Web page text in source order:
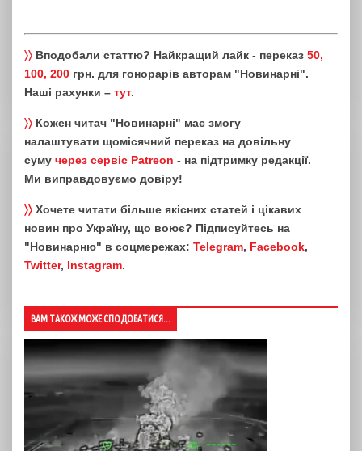
〉〉 Вподобали статтю? Найкращий лайк - переказ 50,
100, 200 грн. для гонорарів авторам "Новинарні".
Наші рахунки – тут.
〉〉 Кожен читач "Новинарні" має змогу
налаштувати щомісячний переказ на довільну
суму через сервіс Patreon - на підтримку редакції.
Ми виправдовуємо довіру!
〉〉 Хочете читати більше якісних статей і цікавих
новин про Україну, що воює? Підписуйтесь на
"Новинарню" в соцмережах: Telegram, Facebook,
Twitter, Instagram.
ВАМ ТАКОЖ МОЖЕ СПОДОБАТИСЯ...